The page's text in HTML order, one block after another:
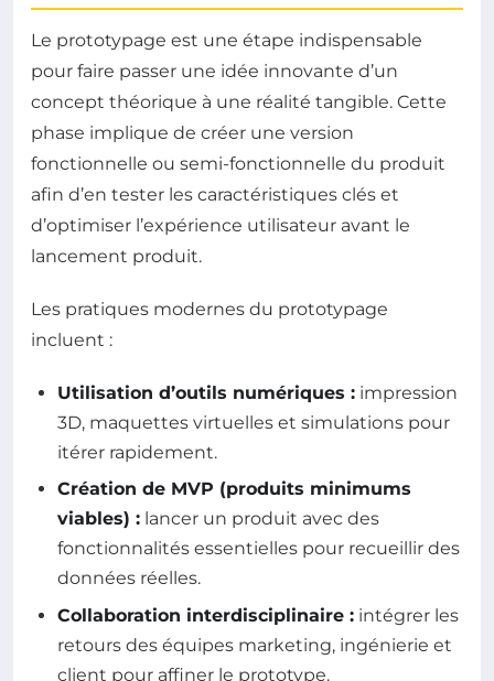
Le prototypage est une étape indispensable
pour faire passer une idée innovante d’un
concept théorique à une réalité tangible. Cette
phase implique de créer une version
fonctionnelle ou semi-fonctionnelle du produit
afin d’en tester les caractéristiques clés et
d’optimiser l’expérience utilisateur avant le
lancement produit.
Les pratiques modernes du prototypage
incluent :
Utilisation d’outils numériques : impression
3D, maquettes virtuelles et simulations pour
itérer rapidement.
Création de MVP (produits minimums
viables) : lancer un produit avec des
fonctionnalités essentielles pour recueillir des
données réelles.
Collaboration interdisciplinaire : intégrer les
retours des équipes marketing, ingénierie et
client pour affiner le prototype.